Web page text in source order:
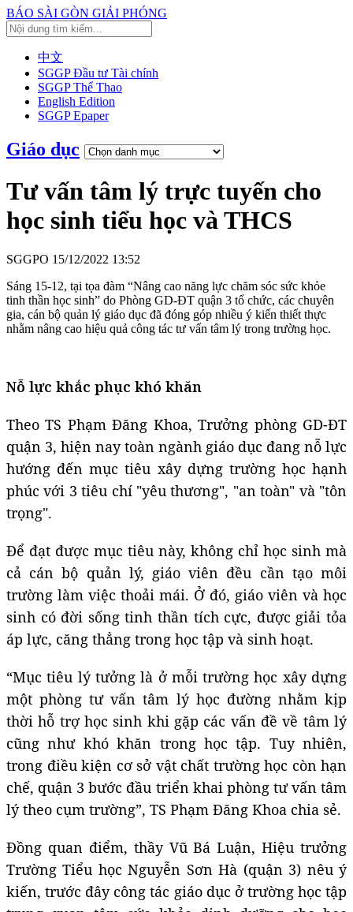
BÁO SÀI GÒN GIẢI PHÓNG
中文
SGGP Đầu tư Tài chính
SGGP Thể Thao
English Edition
SGGP Epaper
Giáo dục
Tư vấn tâm lý trực tuyến cho
học sinh tiểu học và THCS
SGGPO 15/12/2022 13:52
Sáng 15-12, tại tọa đàm “Nâng cao năng lực chăm sóc sức khỏe
tinh thần học sinh” do Phòng GD-ĐT quận 3 tổ chức, các chuyên
gia, cán bộ quản lý giáo dục đã đóng góp nhiều ý kiến thiết thực
nhằm nâng cao hiệu quả công tác tư vấn tâm lý trong trường học.
Nỗ lực khắc phục khó khăn
Theo TS Phạm Đăng Khoa, Trưởng phòng GD-ĐT
quận 3, hiện nay toàn ngành giáo dục đang nỗ lực
hướng đến mục tiêu xây dựng trường học hạnh
phúc với 3 tiêu chí "yêu thương", "an toàn" và "tôn
trọng".
Để đạt được mục tiêu này, không chỉ học sinh mà
cả cán bộ quản lý, giáo viên đều cần tạo môi
trường làm việc thoải mái. Ở đó, giáo viên và học
sinh có đời sống tinh thần tích cực, được giải tỏa
áp lực, căng thẳng trong học tập và sinh hoạt.
“Mục tiêu lý tưởng là ở mỗi trường học xây dựng
một phòng tư vấn tâm lý học đường nhằm kịp
thời hỗ trợ học sinh khi gặp các vấn đề về tâm lý
cũng như khó khăn trong học tập. Tuy nhiên,
trong điều kiện cơ sở vật chất trường học còn hạn
chế, quận 3 bước đầu triển khai phòng tư vấn tâm
lý theo cụm trường”, TS Phạm Đăng Khoa chia sẻ.
Đồng quan điểm, thầy Vũ Bá Luận, Hiệu trưởng
Trường Tiểu học Nguyễn Sơn Hà (quận 3) nêu ý
kiến, trước đây công tác giáo dục ở trường học tập